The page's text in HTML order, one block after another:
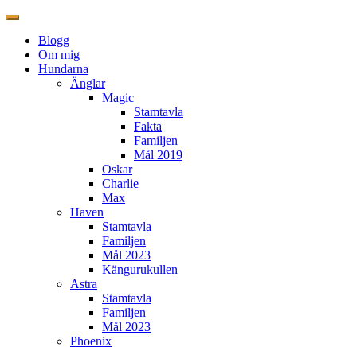
Blogg
Om mig
Hundarna
Änglar
Magic
Stamtavla
Fakta
Familjen
Mål 2019
Oskar
Charlie
Max
Haven
Stamtavla
Familjen
Mål 2023
Kängurukullen
Astra
Stamtavla
Familjen
Mål 2023
Phoenix